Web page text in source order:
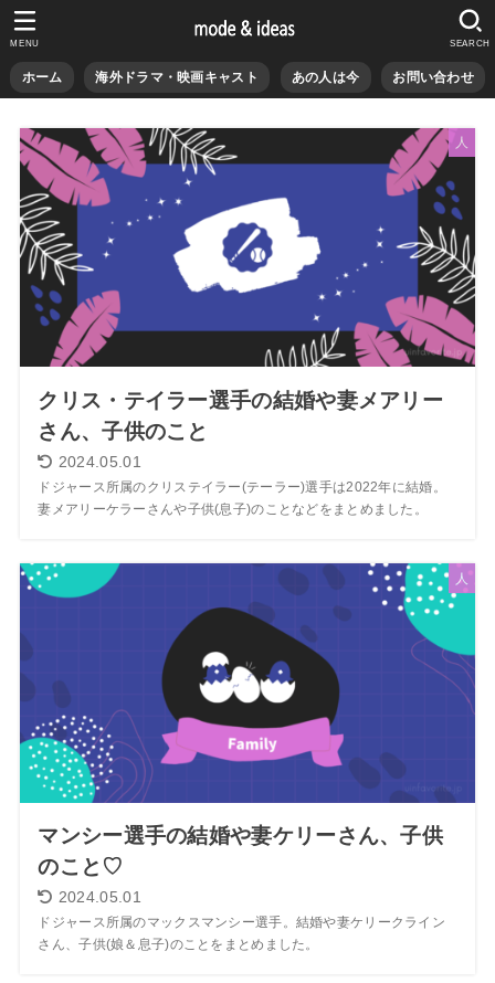
ホーム 海外ドラマ・映画キャスト あの人は今 お問い合わせ
SEARCH
MENU
人
クリス・テイラー選手の結婚や妻メアリー
さん、子供のこと
2024.05.01
ドジャース所属のクリステイラー(テーラー)選手は2022年に結婚。
妻メアリーケラーさんや子供(息子)のことなどをまとめました。
人
マンシー選手の結婚や妻ケリーさん、子供
のこと♡
2024.05.01
ドジャース所属のマックスマンシー選手。結婚や妻ケリークライン
さん、子供(娘＆息子)のことをまとめました。